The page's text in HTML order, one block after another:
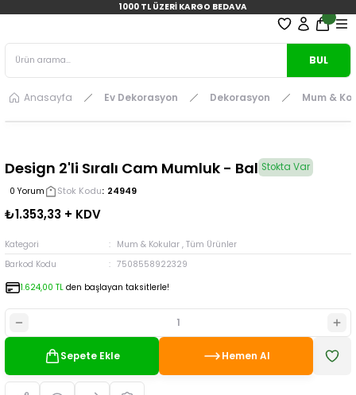
1000 TL ÜZERİ KARGO BEDAVA
BUL
Anasayfa Ev Dekorasyon Dekorasyon Mum &
Design 2'li Sıralı Cam Mumluk - Bal Stokta Var
0 Yorum Stok Kodu 24949
₺1.353,33 + KDV
Kategori Mum & Kokular , Tüm Ürünler
Barkod Kodu
7508558922329
1.624,00 TL den başlayan taksitlerle!
Sepete Ekle Hemen Al